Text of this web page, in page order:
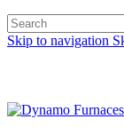
Skip to navigation